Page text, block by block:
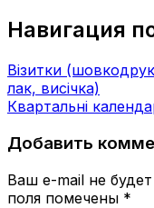
Навигация
Візитки
лак, висічка)
Квартальні
Добавить
Ваш e-mail не
поля помечены *